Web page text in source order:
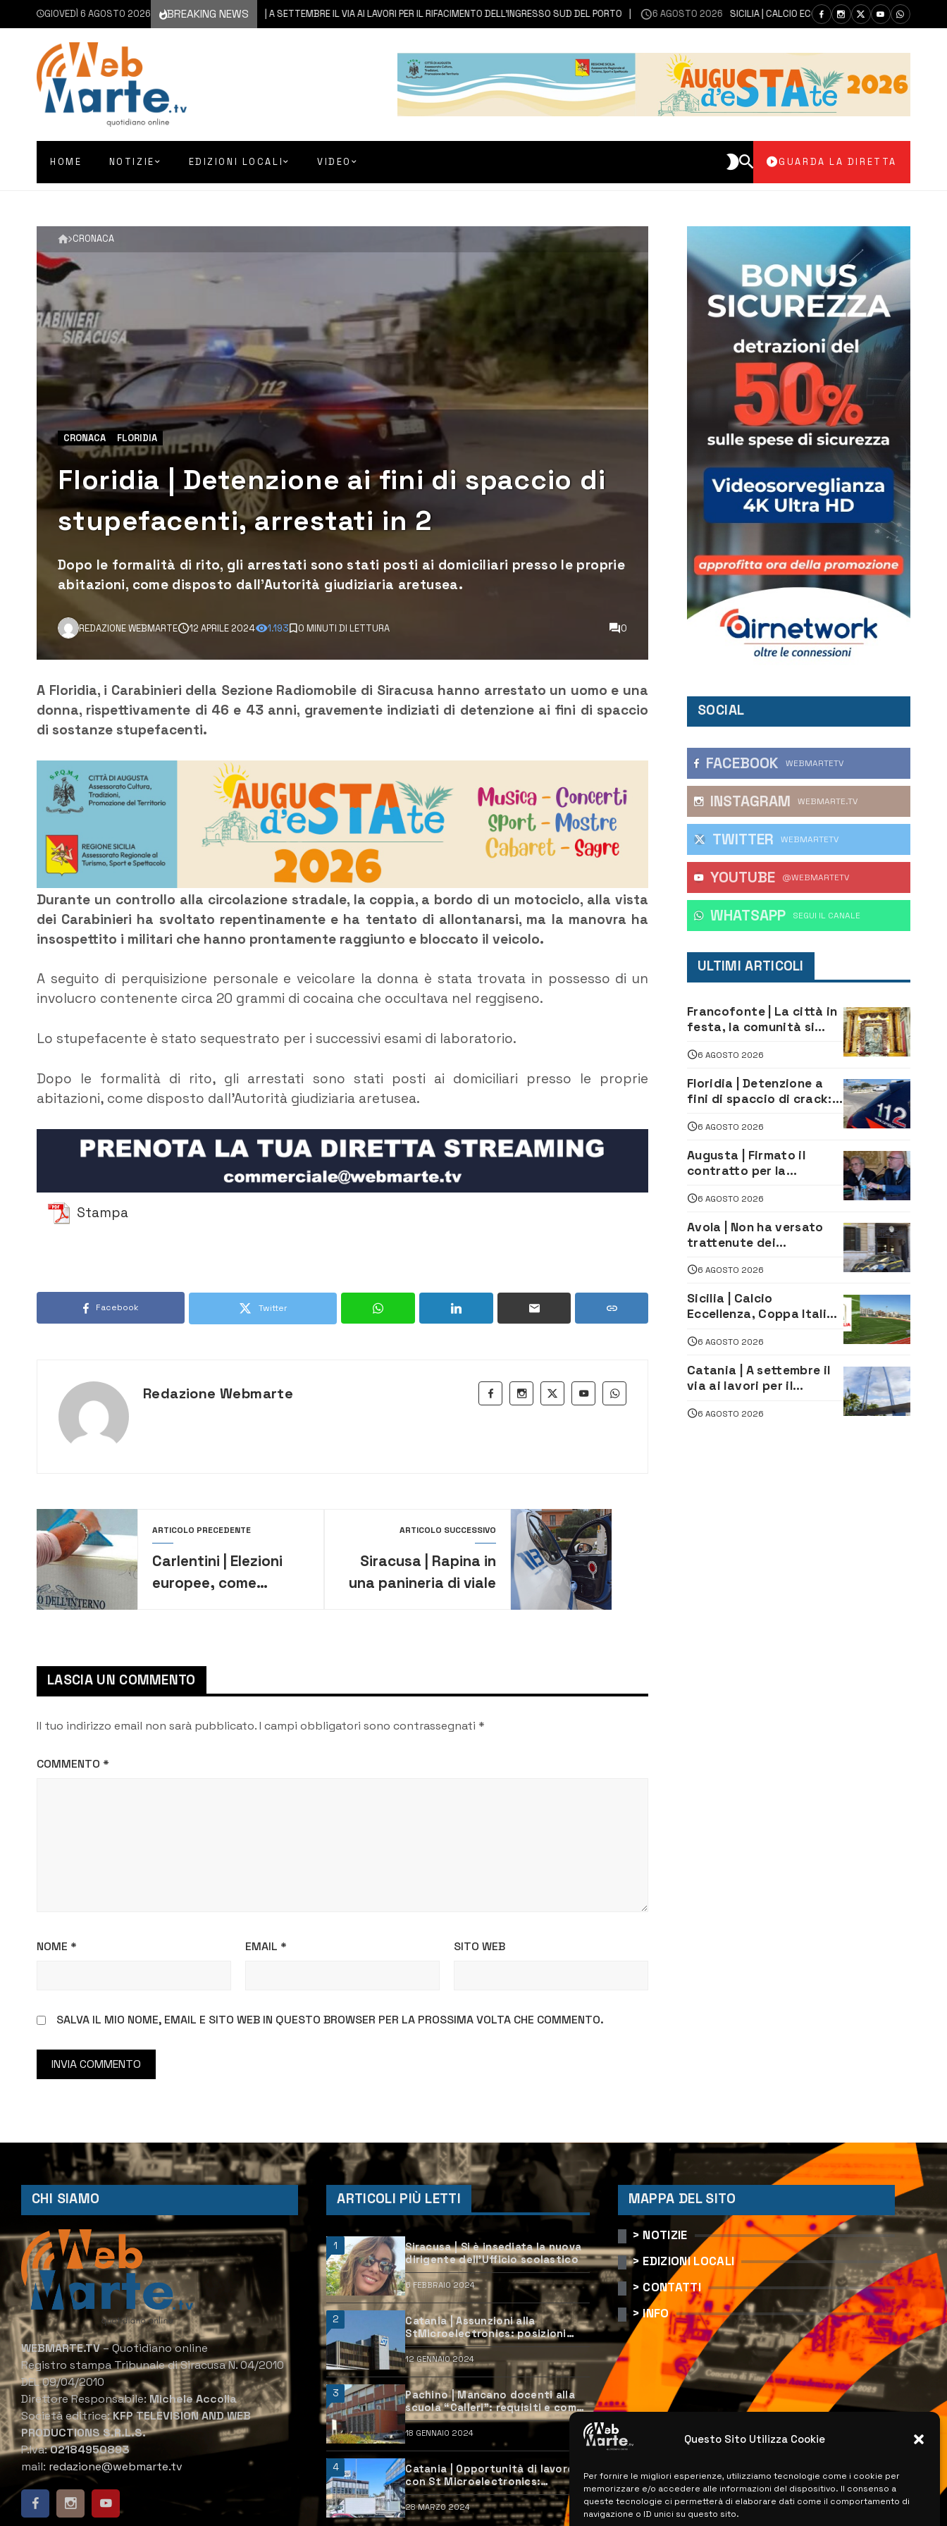
Questo Sito Utilizza Cookie
Per fornire le migliori esperienze, utilizziamo tecnologie come i cookie per
memorizzare e/o accedere alle informazioni del dispositivo. Il consenso a
queste tecnologie ci permetterà di elaborare dati come il comportamento di
navigazione o ID unici su questo sito.
GIOVEDÌ 6 AGOSTO 2026 BREAKING NEWS
6 AGOSTO 2026 CATANIA | A SETTEMBRE IL VIA AI LAVORI PER IL RIFACIMENTO DELL’INGRESSO SUD DEL PORTO 6 AGOSTO 2026 SICILIA | CALCIO ECCELLENZA, COPPA ITALIA: IL 30 AGOSTO
HOME NOTIZIE EDIZIONI LOCALI VIDEO GUARDA LA DIRETTA
CRONACA
CRONACA FLORIDIA
Floridia | Detenzione ai fini di spaccio di
stupefacenti, arrestati in 2
Dopo le formalità di rito, gli arrestati sono stati posti ai domiciliari presso le proprie
abitazioni, come disposto dall’Autorità giudiziaria aretusea.
REDAZIONE WEBMARTE 12 APRILE 2024 1.193 0 MINUTI DI LETTURA 0
A Floridia, i Carabinieri della Sezione Radiomobile di Siracusa hanno arrestato un uomo e una
donna, rispettivamente di 46 e 43 anni, gravemente indiziati di detenzione ai fini di spaccio
di sostanze stupefacenti.
Durante un controllo alla circolazione stradale, la coppia, a bordo di un motociclo, alla vista
dei Carabinieri ha svoltato repentinamente e ha tentato di allontanarsi, ma la manovra ha
insospettito i militari che hanno prontamente raggiunto e bloccato il veicolo.
A seguito di perquisizione personale e veicolare la donna è stata trovata in possesso di un
involucro contenente circa 20 grammi di cocaina che occultava nel reggiseno.
Lo stupefacente è stato sequestrato per i successivi esami di laboratorio.
Dopo le formalità di rito, gli arrestati sono stati posti ai domiciliari presso le proprie
abitazioni, come disposto dall’Autorità giudiziaria aretusea.
Stampa
Facebook Twitter
Redazione Webmarte
ARTICOLO PRECEDENTE
Carlentini | Elezioni
europee, come
ARTICOLO SUCCESSIVO
Siracusa | Rapina in
una panineria di viale
LASCIA UN COMMENTO
Il tuo indirizzo email non sarà pubblicato.I campi obbligatori sono contrassegnati *
COMMENTO *
NOME * EMAIL * SITO WEB
SALVA IL MIO NOME, EMAIL E SITO WEB IN QUESTO BROWSER PER LA PROSSIMA VOLTA CHE COMMENTO.
SOCIAL
FACEBOOK WEBMARTETV
INSTAGRAM WEBMARTE.TV
TWITTER WEBMARTETV
YOUTUBE @WEBMARTETV
WHATSAPP ‎SEGUI IL CANALE
ULTIMI ARTICOLI
Francofonte | La città in
festa, la comunità si
della Neve tra fede e
tradizione
6 AGOSTO 2026
Floridia | Detenzione a
fini di spaccio di crack:
6 AGOSTO 2026
Augusta | Firmato il
contratto per la
depuratore delle acque
6 AGOSTO 2026
Avola | Non ha versato
trattenute dei
oltre 700 mila euro a
imprenditore della
climatizzazione
6 AGOSTO 2026
Sicilia | Calcio
Eccellenza, Coppa Italia:
andata
6 AGOSTO 2026
Catania | A settembre il
via ai lavori per il
sud del porto
6 AGOSTO 2026
CHI SIAMO
WEBMARTE.TV– Quotidiano online
Registro stampa Tribunale di Siracusa N. 04/2010
DEL 09/04/2010
Direttore Responsabile:Michele Accolla
Società editrice:KFP TELEVISION AND WEB
PRODUCTIONS S.R.L.S.
P.Iva:02184950893
mail: redazione@webmarte.tv
ARTICOLI PIÙ LETTI
1
Siracusa | Si è insediata la nuova
dirigente dell’Ufficio scolastico
6 FEBBRAIO 2024
2
Catania | Assunzioni alla
StMicroelectronics: posizioni
aperte e come candidarsi
12 GENNAIO 2024
3
Pachino | Mancano docenti alla
scuola “Calleri”: requisiti e come
candidarsi
18 GENNAIO 2024
4
Catania | Opportunità di lavoro
con St Microelectronics:
centinaia di assunzioni previste
28 MARZO 2024
MAPPA DEL SITO
> NOTIZIE
> EDIZIONI LOCALI
> CONTATTI
> INFO